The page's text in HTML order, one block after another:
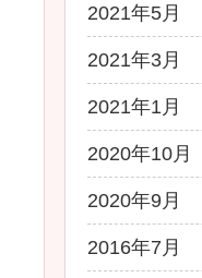
2021年5月
2021年3月
2021年1月
2020年10月
2020年9月
2016年7月